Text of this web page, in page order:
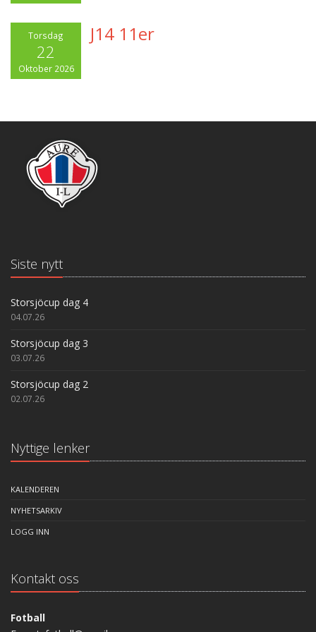
Torsdag
22
Oktober 2026
J14 11er
Siste nytt
Storsjöcup dag 4
04.07.26
Storsjöcup dag 3
03.07.26
Storsjöcup dag 2
02.07.26
Nyttige lenker
KALENDEREN
NYHETSARKIV
LOGG INN
Kontakt oss
Fotball